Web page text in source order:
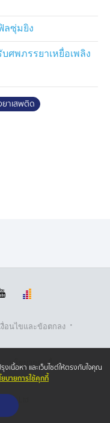
ยผล โดยผลการตรวจ
พติดจำนวน 4 เป้
วม 400,000 เม็ด
นทรา ผู้บัญชาการกอง
บัติการป้องกันและ
มอบหมายให้ พ.อ.มี
ผาเมือง นำเจ้า
ลซุ่มยิง
ศพภรรยาเหยื่อเพลิง
ยาเสพติด
งื่อนไขและข้อตกลง ·
· นโยบายคุกกี้ ·
Co.,Ltd.
งเนื้อหา และเว็บไซต์ให้ตรงกับใจคุณ
ยบายการใช้คุกกี้